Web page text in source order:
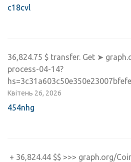
c18cvl
36,824.75 $ transfer. Get ➤
process-04-14?
Квітень 26, 2026
454nhg
+ 36,824.44 $$ >>> graph.org/